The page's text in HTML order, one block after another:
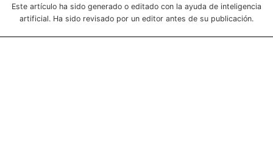
Este artículo ha sido generado o editado con la ayuda de inteligencia
artificial. Ha sido revisado por un editor antes de su publicación.